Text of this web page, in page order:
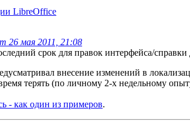
LibreOffice
26 мая 2011, 21:08
срок для правок интерфейса/справки
внесение изменений в
терять (по личному 2-х недельному
- как один из примеров.